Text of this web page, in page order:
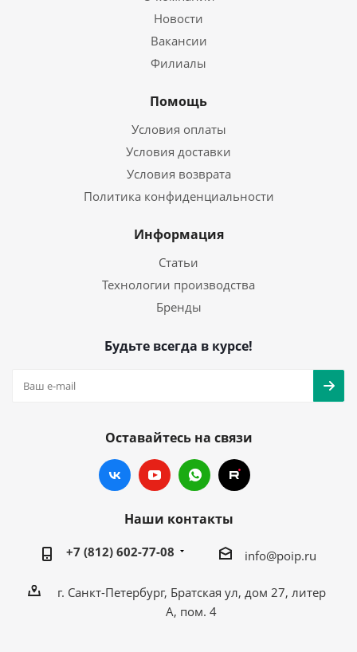
Новости
Вакансии
Филиалы
Помощь
Условия оплаты
Условия доставки
Условия возврата
Политика конфиденциальности
Информация
Статьи
Технологии производства
Бренды
Будьте всегда в курсе!
Оставайтесь на связи
Наши контакты
+7 (812) 602-77-08 info@poip.ru
г. Санкт-Петербург, Братская ул, дом 27, литер
А, пом. 4